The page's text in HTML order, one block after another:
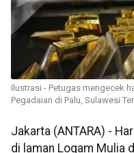
Ilustrasi - Petugas mengecek
Pegadaian di Palu, Sulawesi
Jakarta (ANTARA) -
di laman Logam Mulia